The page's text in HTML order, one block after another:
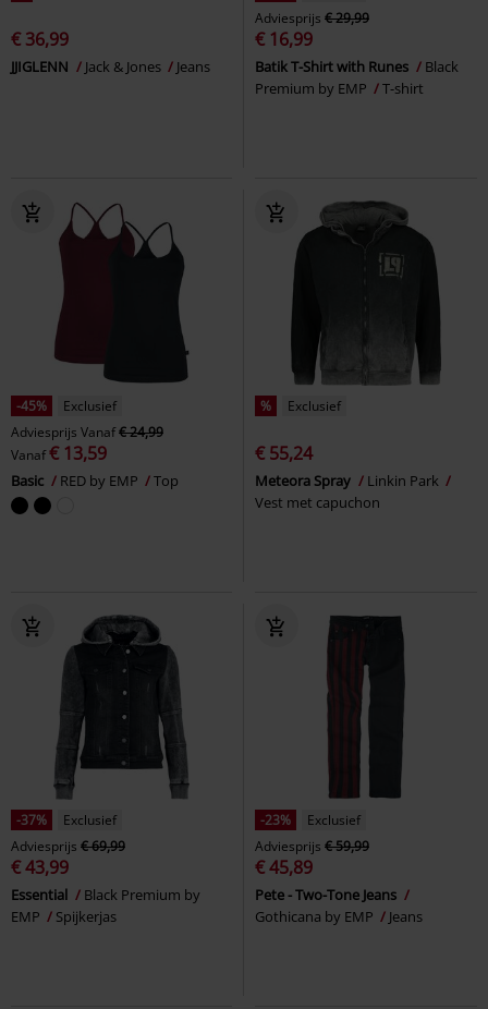
€ 36,99
JJIGLENN Jack & Jones Jeans
Adviesprijs € 29,99
€ 16,99
Batik T-Shirt with Runes
Black
Premium by EMP
T-shirt
-45%
Exclusief
Adviesprijs Vanaf€ 24,99
Vanaf€ 13,59
Basic RED by EMP Top
% Exclusief
€ 55,24
Meteora Spray
Linkin Park
Vest met capuchon
-37%
Exclusief
Adviesprijs € 69,99
€ 43,99
Essential
Black Premium by
EMP
Spijkerjas
-23%
Exclusief
Adviesprijs € 59,99
€ 45,89
Pete - Two-Tone Jeans
Gothicana by EMP
Jeans